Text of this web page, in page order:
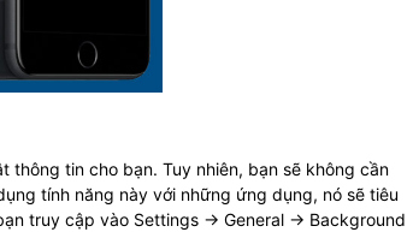
thông tin cho bạn. Tuy nhiên, bạn sẽ không cần
tính năng này với những ứng dụng, nó sẽ tiêu
truy cập vào Settings -> General -> Background